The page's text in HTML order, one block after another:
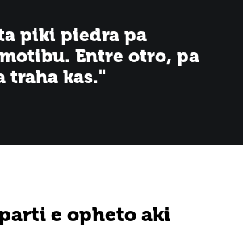
piki piedra pa
Entre otro, pa
traha kas."
e opheto aki